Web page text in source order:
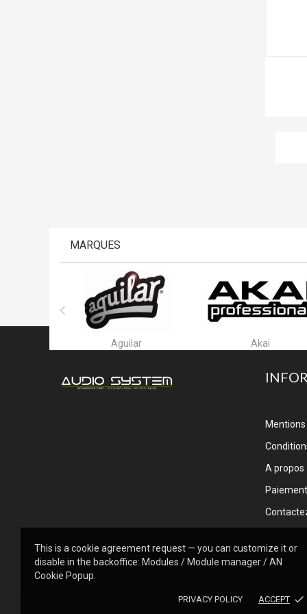
This is a cookie agreement request — you can customize it or
disable in the backoffice: Modules / Module manager / AN
Cookie Popup.
PRIVACY POLICY ACCEPT done
MARQUES

Akai Alctron
A propos